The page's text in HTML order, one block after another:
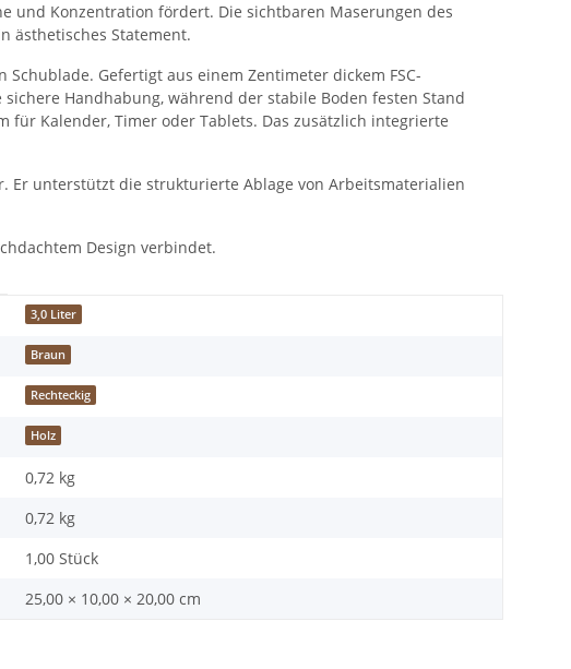
und Konzentration fördert. Die sichtbaren Maserungen des
ästhetisches Statement.
Gefertigt aus einem Zentimeter dickem FSC-
Handhabung, während der stabile Boden festen Stand
für Kalender, Timer oder Tablets. Das zusätzlich integrierte
Er unterstützt die strukturierte Ablage von Arbeitsmaterialien
Design verbindet.
3,0 Liter
Braun
Rechteckig
Holz
0,72 kg
0,72 kg
1,00 Stück
25,00 × 10,00 × 20,00 cm